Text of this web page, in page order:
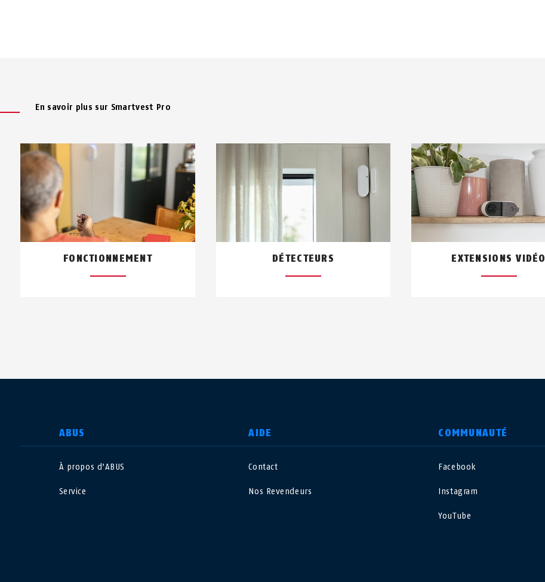
En savoir plus sur Smartvest Pro
FONCTIONNEMENT DÉTECTEURS EXTENSIONS VIDÉO
ABUS
À propos d'ABUS
Service
AIDE
Contact
Nos Revendeurs
COMMUNAUTÉ
Facebook
Instagram
YouTube
CHOISIR UN PAYS
Nederland